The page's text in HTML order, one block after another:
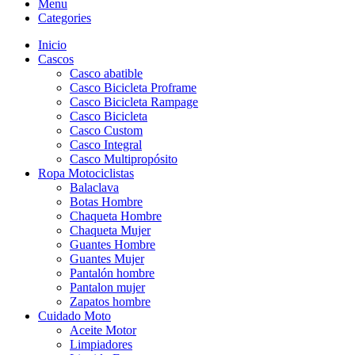
Menu
Categories
Inicio
Cascos
Casco abatible
Casco Bicicleta Proframe
Casco Bicicleta Rampage
Casco Bicicleta
Casco Custom
Casco Integral
Casco Multipropósito
Ropa Motociclistas
Balaclava
Botas Hombre
Chaqueta Hombre
Chaqueta Mujer
Guantes Hombre
Guantes Mujer
Pantalón hombre
Pantalon mujer
Zapatos hombre
Cuidado Moto
Aceite Motor
Limpiadores